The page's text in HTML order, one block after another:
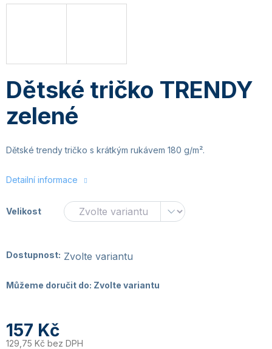
Dětské tričko TRENDY
zelené
Dětské trendy tričko s krátkým rukávem 180 g/m².
Detailní informace
Velikost
Dostupnost: Zvolte variantu
Můžeme doručit do: Zvolte variantu
157 Kč
129,75 Kč bez DPH